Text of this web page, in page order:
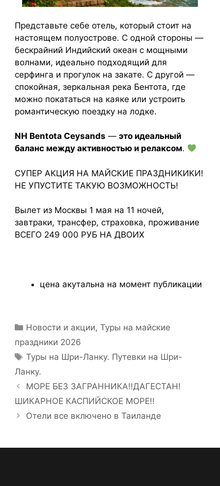
Представьте себе отель, который стоит на
настоящем полуострове. С одной стороны —
бескрайний Индийский океан с мощными
волнами, идеально подходящий для
серфинга и прогулок на закате. С другой —
спокойная, зеркальная река Бентота, где
можно покататься на каяке или устроить
романтическую поездку на лодке.
NH Bentota Ceysands — это идеальный
баланс между активностью и релаксом.
СУПЕР АКЦИЯ НА МАЙСКИЕ ПРАЗДНИКИКИ!
НЕ УПУСТИТЕ ТАКУЮ ВОЗМОЖНОСТЬ!
Вылет из Москвы 1 мая на 11 ночей,
завтраки, трансфер, страховка, проживание
ВСЕГО 249 000 РУБ НА ДВОИХ
цена акутальна на момент публикации
Новости и акции,Туры на майские
праздники 2026
Туры на Шри-Ланку. Путевки на Шри-
Ланку.
МОРЕ БЕЗ ЗАГРАННИКА!!ДАГЕСТАН!
ШИКАРНОЕ КАСПИЙСКОЕ МОРЕ!!
Отели все включено в Таиланде